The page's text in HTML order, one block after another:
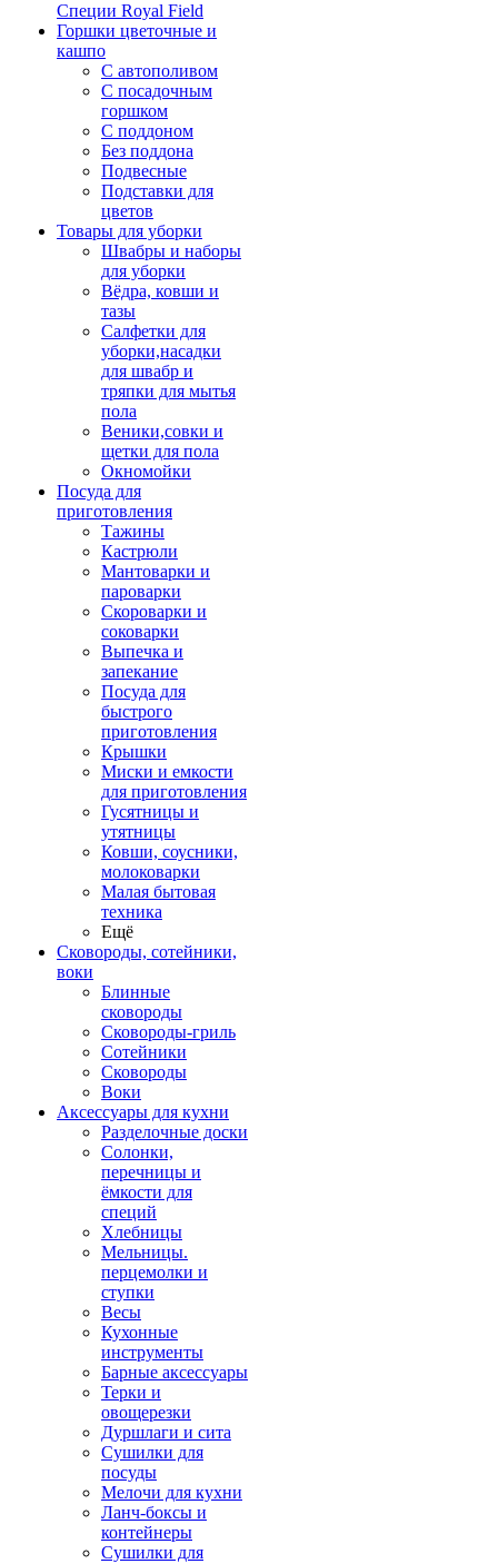
Специи Royal Field
Горшки цветочные и
кашпо
С автополивом
С посадочным
горшком
С поддоном
Без поддона
Подвесные
Подставки для
цветов
Товары для уборки
Швабры и наборы
для уборки
Вёдра, ковши и
тазы
Салфетки для
уборки,насадки
для швабр и
тряпки для мытья
пола
Веники,совки и
щетки для пола
Окномойки
Посуда для
приготовления
Тажины
Кастрюли
Мантоварки и
пароварки
Скороварки и
соковарки
Выпечка и
запекание
Посуда для
быстрого
приготовления
Крышки
Миски и емкости
для приготовления
Гусятницы и
утятницы
Ковши, соусники,
молоковарки
Малая бытовая
техника
Ещё
Сковороды, сотейники,
воки
Блинные
сковороды
Сковороды-гриль
Сотейники
Сковороды
Воки
Аксессуары для кухни
Разделочные доски
Солонки,
перечницы и
ёмкости для
специй
Хлебницы
Мельницы.
перцемолки и
ступки
Весы
Кухонные
инструменты
Барные аксессуары
Терки и
овощерезки
Дуршлаги и сита
Сушилки для
посуды
Мелочи для кухни
Ланч-боксы и
контейнеры
Сушилки для